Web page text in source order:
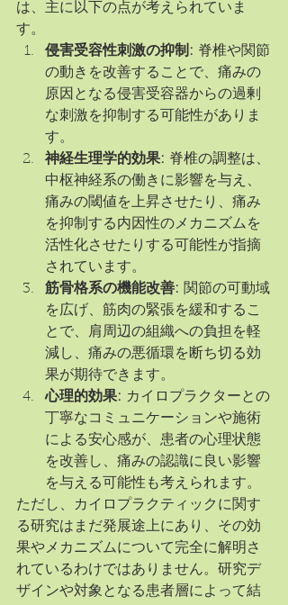
は、主に以下の点が考えられていま
す。
侵害受容性刺激の抑制: 脊椎や関節
の動きを改善することで、痛みの
原因となる侵害受容器からの過剰
な刺激を抑制する可能性がありま
す。
神経生理学的効果: 脊椎の調整は、
中枢神経系の働きに影響を与え、
痛みの閾値を上昇させたり、痛み
を抑制する内因性のメカニズムを
活性化させたりする可能性が指摘
されています。
筋骨格系の機能改善: 関節の可動域
を広げ、筋肉の緊張を緩和するこ
とで、肩周辺の組織への負担を軽
減し、痛みの悪循環を断ち切る効
果が期待できます。
心理的効果: カイロプラクターとの
丁寧なコミュニケーションや施術
による安心感が、患者の心理状態
を改善し、痛みの認識に良い影響
を与える可能性も考えられます。
ただし、カイロプラクティックに関す
る研究はまだ発展途上にあり、その効
果やメカニズムについて完全に解明さ
れているわけではありません。研究デ
ザインや対象となる患者層によって結